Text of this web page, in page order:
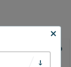
könnten